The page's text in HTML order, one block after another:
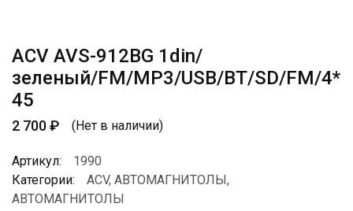
ACV AVS-912BG 1din/
зеленый/FM/MP3/USB/BT/SD/FM/4*
45
2 700₽ (Нет в наличии)
Артикул:
1990
Категории:
ACV, АВТОМАГНИТОЛЫ,
АВТОМАГНИТОЛЫ